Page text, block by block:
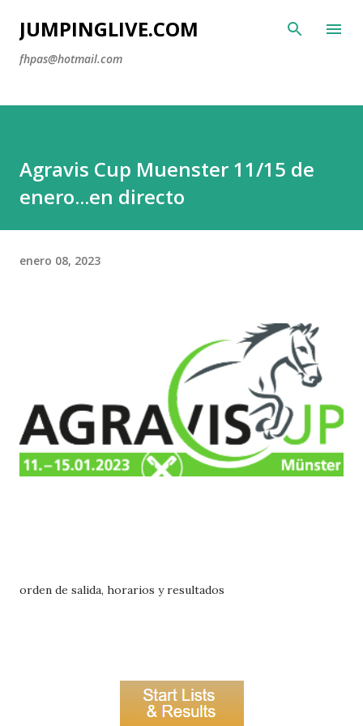
Ir al contenido principal
JUMPINGLIVE.COM
fhpas@hotmail.com
Agravis Cup Muenster 11/15 de
enero...en directo
enero 08, 2023
orden de salida, horarios y resultados